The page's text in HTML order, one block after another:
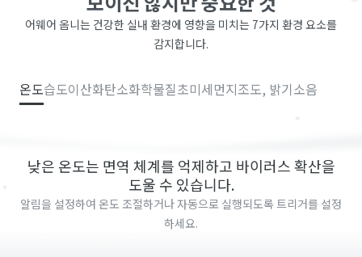
어웨어 옴니는 건강한 실내 환경에 영향을 미치는 7가지 환경 요소를
감지합니다.
온도습도이산화탄소화학물질초미세먼지조도, 밝기소음
낮은 온도는 면역 체계를 억제하고 바이러스 확산을
도울 수 있습니다.
알림을 설정하여 온도 조절하거나 자동으로 실행되도록 트리거를 설정
하세요.